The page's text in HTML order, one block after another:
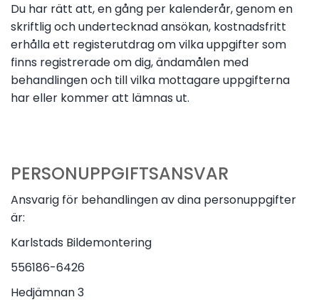
Du har rätt att, en gång per kalenderår, genom en
skriftlig och undertecknad ansökan, kostnadsfritt
erhålla ett registerutdrag om vilka uppgifter som
finns registrerade om dig, ändamålen med
behandlingen och till vilka mottagare uppgifterna
har eller kommer att lämnas ut.
PERSONUPPGIFTSANSVAR
Ansvarig för behandlingen av dina personuppgifter
är:
Karlstads Bildemontering
556186-6426
Hedjämnan 3